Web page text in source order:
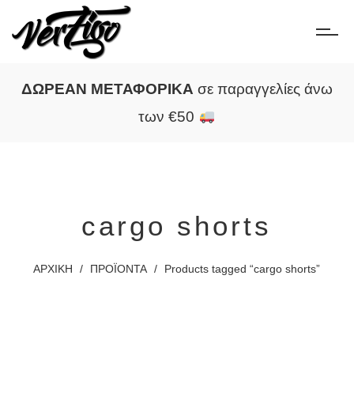
ΔΩΡΕΑΝ ΜΕΤΑΦΟΡΙΚΑ σε παραγγελίες άνω
των €50
cargo shorts
ΑΡΧΙΚΗ / ΠΡΟΪΟΝΤΑ / Products tagged “cargo shorts”